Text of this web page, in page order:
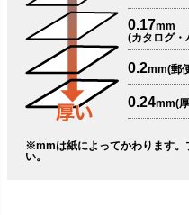
0.17mm
(カタログ・
0.2mm(郵
0.24mm(
※mmは紙によってかわります。
い。